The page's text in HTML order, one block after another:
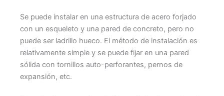
Se puede instalar en una estructura de acero forjado
con un esqueleto y una pared de concreto, pero no
puede ser ladrillo hueco. El método de instalación es
relativamente simple y se puede fijar en una pared
sólida con tornillos auto-perforantes, pernos de
expansión, etc.